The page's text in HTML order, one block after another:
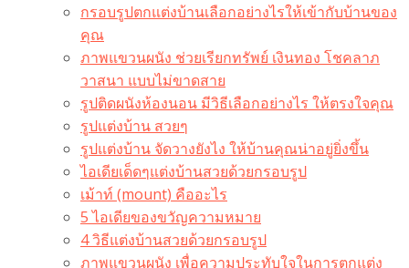
กรอบรูปตกแต่งบ้านเลือกอย่างไรให้เข้ากับบ้านของ
คุณ
ภาพแขวนผนัง ช่วยเรียกทรัพย์ เงินทอง โชคลาภ
วาสนา แบบไม่ขาดสาย
รูปติดผนังห้องนอน มีวิธีเลือกอย่างไร ให้ตรงใจคุณ
รูปแต่งบ้าน สวยๆ
รูปแต่งบ้าน จัดวางยังไง ให้บ้านคุณน่าอยู่ยิ่งขึ้น
ไอเดียเด็ดๆแต่งบ้านสวยด้วยกรอบรูป
เม้าท์ (mount) คืออะไร​
5 ไอเดียของขวัญความหมาย
4 วิธีแต่งบ้านสวยด้วยกรอบรูป
ภาพแขวนผนัง เพื่อความประทับใจในการตกแต่ง